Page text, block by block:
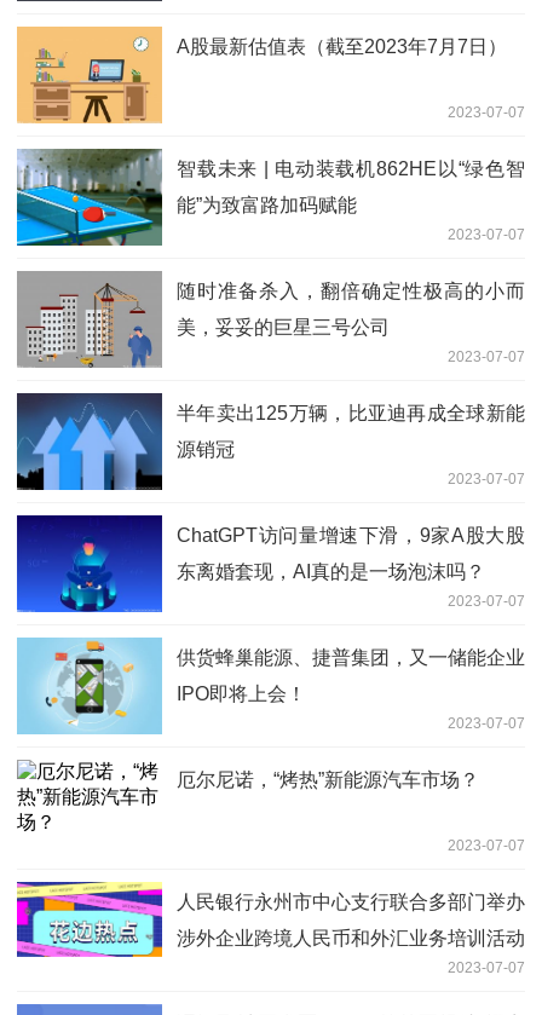
A股最新估值表（截至2023年7月7日）
2023-07-07
智载未来 | 电动装载机862HE以“绿色智
能”为致富路加码赋能
2023-07-07
随时准备杀入，翻倍确定性极高的小而
美，妥妥的巨星三号公司
2023-07-07
半年卖出125万辆，比亚迪再成全球新能
源销冠
2023-07-07
ChatGPT访问量增速下滑，9家A股大股
东离婚套现，AI真的是一场泡沫吗？
2023-07-07
供货蜂巢能源、捷普集团，又一储能企业
IPO即将上会！
2023-07-07
厄尔尼诺，“烤热”新能源汽车市场？
2023-07-07
人民银行永州市中心支行联合多部门举办
涉外企业跨境人民币和外汇业务培训活动
2023-07-07